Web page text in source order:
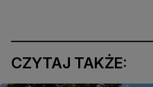
CZYTAJ TAKŻE: